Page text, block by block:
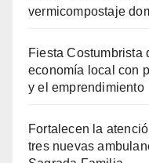
vermicompostaje
Fiesta Costumbrista
economía local con
y el emprendimiento
Fortalecen la
tres nuevas